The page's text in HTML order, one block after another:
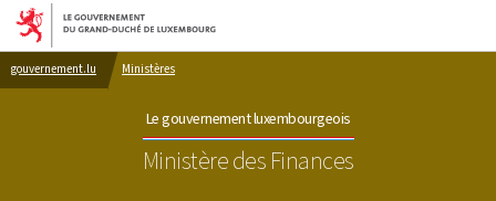
Aller au menu principal
Aller au contenu
gouvernement.lu Ministères
Le gouvernement luxembourgeois
Ministère des Finances